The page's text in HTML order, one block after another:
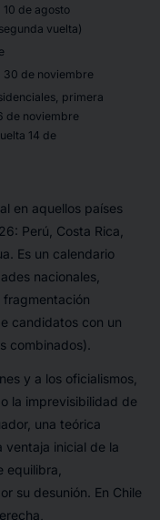
de agosto
vuelta)
30 de noviembre
primera
de noviembre
14 de
en aquellos países
Perú, Costa Rica,
Es un calendario
nacionales,
candidatos con un
combinados).
y a los oficialismos,
la imprevisibilidad de
una teórica
ventaja inicial de la
equilibra,
su desunión. En Chile